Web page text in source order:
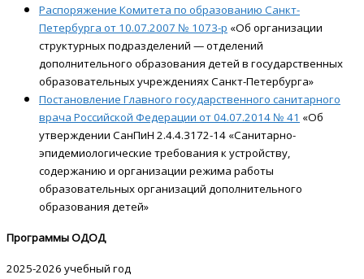
Распоряжение Комитета по образованию Санкт-
Петербурга от 10.07.2007 № 1073-р «Об организации
структурных подразделений — отделений
дополнительного образования детей в государственных
образовательных учреждениях Санкт-Петербурга»
Постановление Главного государственного санитарного
врача Российской Федерации от 04.07.2014 № 41 «Об
утверждении СанПиН 2.4.4.3172-14 «Санитарно-
эпидемиологические требования к устройству,
содержанию и организации режима работы
образовательных организаций дополнительного
образования детей»
Программы ОДОД
2025-2026 учебный год